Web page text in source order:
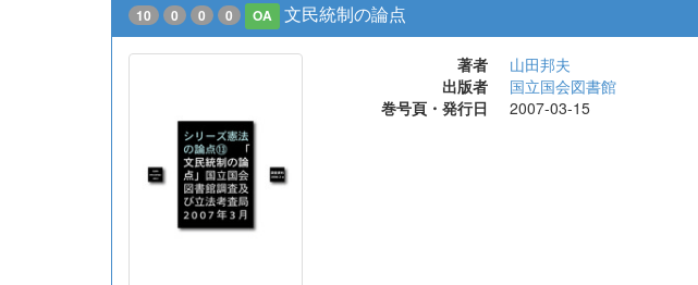
10 0 0 0 OA 文民統制の論点
著者
山田邦夫
出版者
国立国会図書館
巻号頁・発行日
2007-03-15